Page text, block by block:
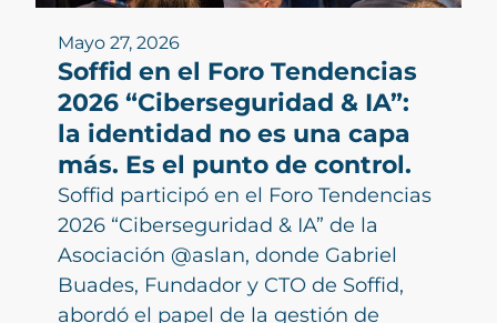
Mayo 27, 2026
Soffid en el Foro Tendencias
2026 “Ciberseguridad & IA”:
la identidad no es una capa
más. Es el punto de control.
Soffid participó en el Foro Tendencias
2026 “Ciberseguridad & IA” de la
Asociación @aslan, donde Gabriel
Buades, Fundador y CTO de Soffid,
abordó el papel de la gestión de